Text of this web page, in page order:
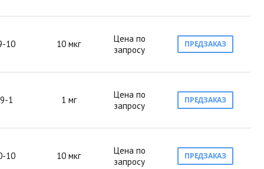
10 10 мкг
Цена по
запросу
ПРЕДЗАКАЗ
1 1 мг
Цена по
запросу
ПРЕДЗАКАЗ
10 10 мкг
Цена по
запросу
ПРЕДЗАКАЗ